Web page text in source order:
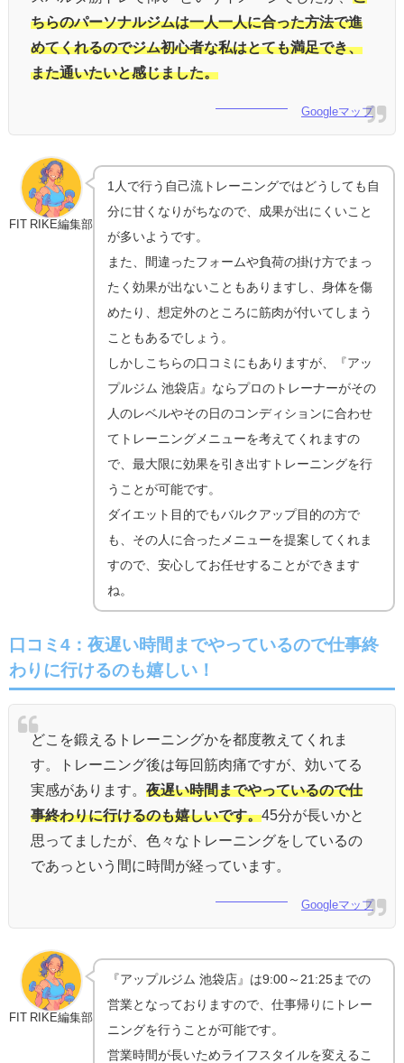
ちらのパーソナルジムは一人一人に合った方法で進
めてくれるのでジム初心者な私はとても満足でき、
また通いたいと感じました。
Googleマップ
FIT RIKE編集部
1人で行う自己流トレーニングではどうしても自
分に甘くなりがちなので、成果が出にくいこと
が多いようです。
また、間違ったフォームや負荷の掛け方でまっ
たく効果が出ないこともありますし、身体を傷
めたり、想定外のところに筋肉が付いてしまう
こともあるでしょう。
しかしこちらの口コミにもありますが、『アッ
プルジム 池袋店』ならプロのトレーナーがその
人のレベルやその日のコンディションに合わせ
てトレーニングメニューを考えてくれますの
で、最大限に効果を引き出すトレーニングを行
うことが可能です。
ダイエット目的でもバルクアップ目的の方で
も、その人に合ったメニューを提案してくれま
すので、安心してお任せすることができます
ね。
口コミ4：夜遅い時間までやっているので仕事終
わりに行けるのも嬉しい！
どこを鍛えるトレーニングかを都度教えてくれま
す。トレーニング後は毎回筋肉痛ですが、効いてる
実感があります。 夜遅い時間までやっているので仕
事終わりに行けるのも嬉しいです。45分が長いかと
思ってましたが、色々なトレーニングをしているの
であっという間に時間が経っています。
Googleマップ
FIT RIKE編集部
『アップルジム 池袋店』は9:00～21:25までの
営業となっておりますので、仕事帰りにトレー
ニングを行うことが可能です。
営業時間が長いためライフスタイルを変えるこ